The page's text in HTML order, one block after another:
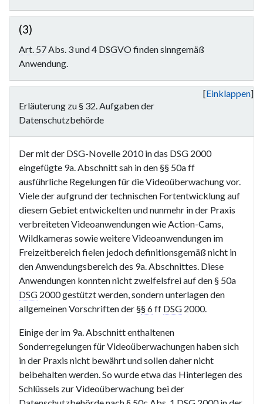
(3)
Art. 57Abs. 3 und 4 DSGVOfinden sinngemäß
Anwendung.
Einklappen
Erläuterung zu § 32. Aufgaben der
Datenschutzbehörde
Der mit der DSG-Novelle 2010 in das DSG 2000
eingefügte 9a. Abschnitt sah in den §§ 50a ff
ausführliche Regelungen für die Videoüberwachung vor.
Viele der aufgrund der technischen Fortentwicklung auf
diesem Gebiet entwickelten und nunmehr in der Praxis
verbreiteten Videoanwendungen wie Action-Cams,
Wildkameras sowie weitere Videoanwendungen im
Freizeitbereich fielen jedoch definitionsgemäß nicht in
den Anwendungsbereich des 9a. Abschnittes. Diese
Anwendungen konnten nicht zweifelsfrei auf den § 50a
DSG 2000 gestützt werden, sondern unterlagen den
allgemeinen Vorschriften der §§ 6ff DSG 2000.
Einige der im 9a. Abschnitt enthaltenen
Sonderregelungen für Videoüberwachungen haben sich
in der Praxis nicht bewährt und sollen daher nicht
beibehalten werden. So wurde etwa das Hinterlegen des
Schlüssels zur Videoüberwachung bei der